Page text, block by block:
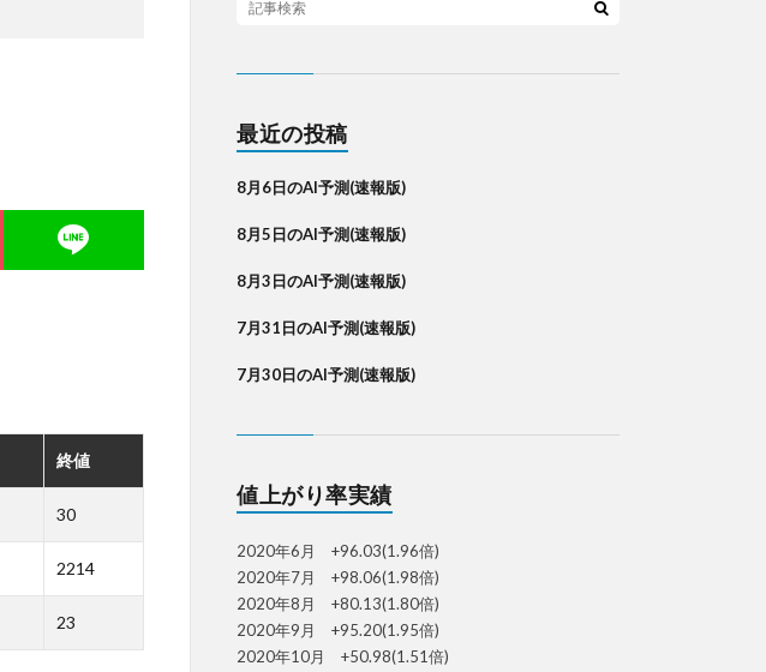
終値
30
2214
23
最近の投稿
8月6日のAI予測(速報版)
8月5日のAI予測(速報版)
8月3日のAI予測(速報版)
7月31日のAI予測(速報版)
7月30日のAI予測(速報版)
値上がり率実績
2020年6月 +96.03(1.96倍)
2020年7月 +98.06(1.98倍)
2020年8月 +80.13(1.80倍)
2020年9月 +95.20(1.95倍)
2020年10月 +50.98(1.51倍)